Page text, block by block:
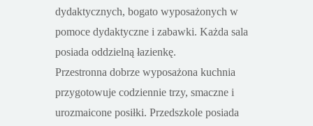
dydaktycznych, bogato wyposażonych w
pomoce dydaktyczne i zabawki. Każda sala
posiada oddzielną łazienkę.
Przestronna dobrze wyposażona kuchnia
przygotowuje codziennie trzy, smaczne i
urozmaicone posiłki. Przedszkole posiada